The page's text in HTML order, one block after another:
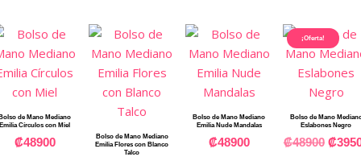
de Mano Mediano
Emilia Círculos con Miel
₡48900
Bolso de Mano Mediano
Emilia Flores con Blanco
Talco
Bolso de Mano Mediano
Emilia Nude Mandalas
₡48900
¡Oferta!
Bolso de Mano
Eslabones Negro
₡48900 ₡